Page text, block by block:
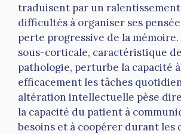
traduisent par un
difficultés à organiser ses
perte progressive de la mémoire.
sous-corticale, caractéristique
pathologie, perturbe la capacité
efficacement les tâches
altération intellectuelle pèse
la capacité du patient à
besoins et à coopérer durant les